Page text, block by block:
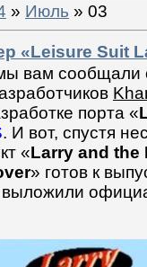
» Июль » 03
«Leisure Suit
вам сообщали
порта «
. И вот, спустя
«Larry and the
» готов к
выложили